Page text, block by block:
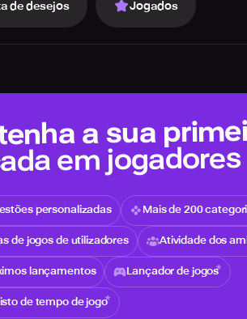
de desejos Jogados
a sua
em jogadores
personalizadas Mais de 200
de jogos de utilizadores Atividade dos
lançamentos Lançador de jogos
de tempo de jogo